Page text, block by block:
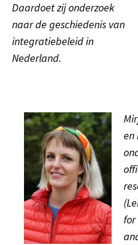
Daardoet zij onderzoek
naar de geschiedenis van
integratiebeleid in
Nederland.
en
for